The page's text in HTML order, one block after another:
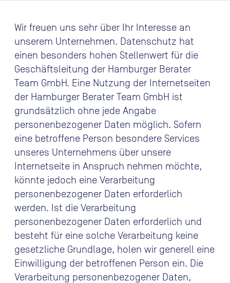
Wir freuen uns sehr über Ihr Interesse an
unserem Unternehmen. Datenschutz hat
einen besonders hohen Stellenwert für die
Geschäftsleitung der Hamburger Berater
Team GmbH. Eine Nutzung der Internetseiten
der Hamburger Berater Team GmbH ist
grundsätzlich ohne jede Angabe
personenbezogener Daten möglich. Sofern
eine betroffene Person besondere Services
unseres Unternehmens über unsere
Internetseite in Anspruch nehmen möchte,
könnte jedoch eine Verarbeitung
personenbezogener Daten erforderlich
werden. Ist die Verarbeitung
personenbezogener Daten erforderlich und
besteht für eine solche Verarbeitung keine
gesetzliche Grundlage, holen wir generell eine
Einwilligung der betroffenen Person ein. Die
Verarbeitung personenbezogener Daten,